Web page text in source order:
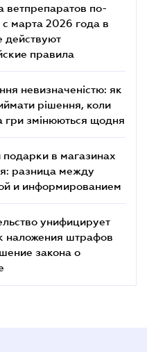
ветпрепаратов по-
марта 2026 года в
действуют
правила
невизначеністю: як
рішення, коли
гри змінюються щодня
в магазинах
разница между
и информированием
унифицирует
наложения штрафов
закона о